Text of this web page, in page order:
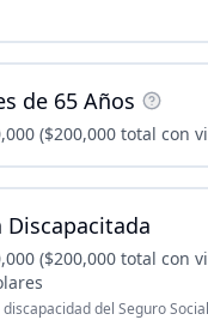
de 65 Años
($200,000 total con
Discapacitada
($200,000 total con
del Seguro